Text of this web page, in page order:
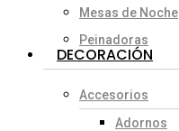
Mesas de Noche
Peinadoras
DECORACIÓN
Accesorios
Adornos